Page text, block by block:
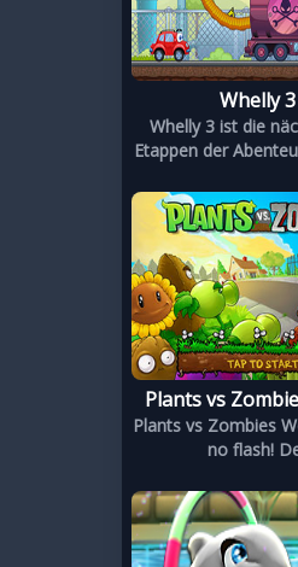
Whelly 3
Whelly 3 ist die
Etappen der
Plants vs
Plants vs Zombies
no flash!